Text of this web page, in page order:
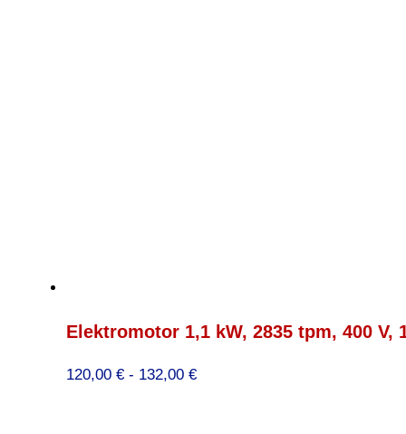
Elektromotor 1,1 kW, 2835 tpm, 400 V,
120,00 € - 132,00 €Prijsklasse: